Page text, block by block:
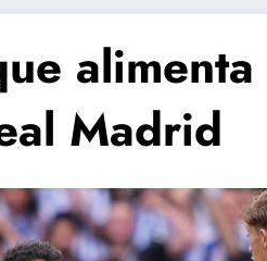
alimenta
Madrid